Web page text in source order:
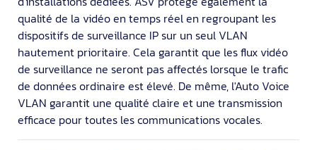
qualité de la vidéo en temps réel en regroupant les
dispositifs de surveillance IP sur un seul VLAN
hautement prioritaire. Cela garantit que les flux vidéo
de surveillance ne seront pas affectés lorsque le trafic
de données ordinaire est élevé. De même, l'Auto Voice
VLAN garantit une qualité claire et une transmission
efficace pour toutes les communications vocales.